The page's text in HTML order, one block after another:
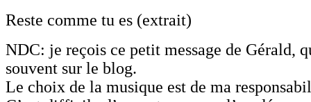
Reste comme tu es (extrait)
NDC: je reçois ce petit message de Gérald,
souvent sur le blog.
Le choix de la musique est de ma